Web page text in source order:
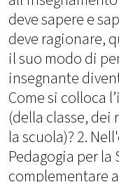
deve sapere e
deve ragionare,
il suo modo di
insegnante
Come si colloca
(della classe,
la scuola)? 2.
Pedagogia per la
complementare